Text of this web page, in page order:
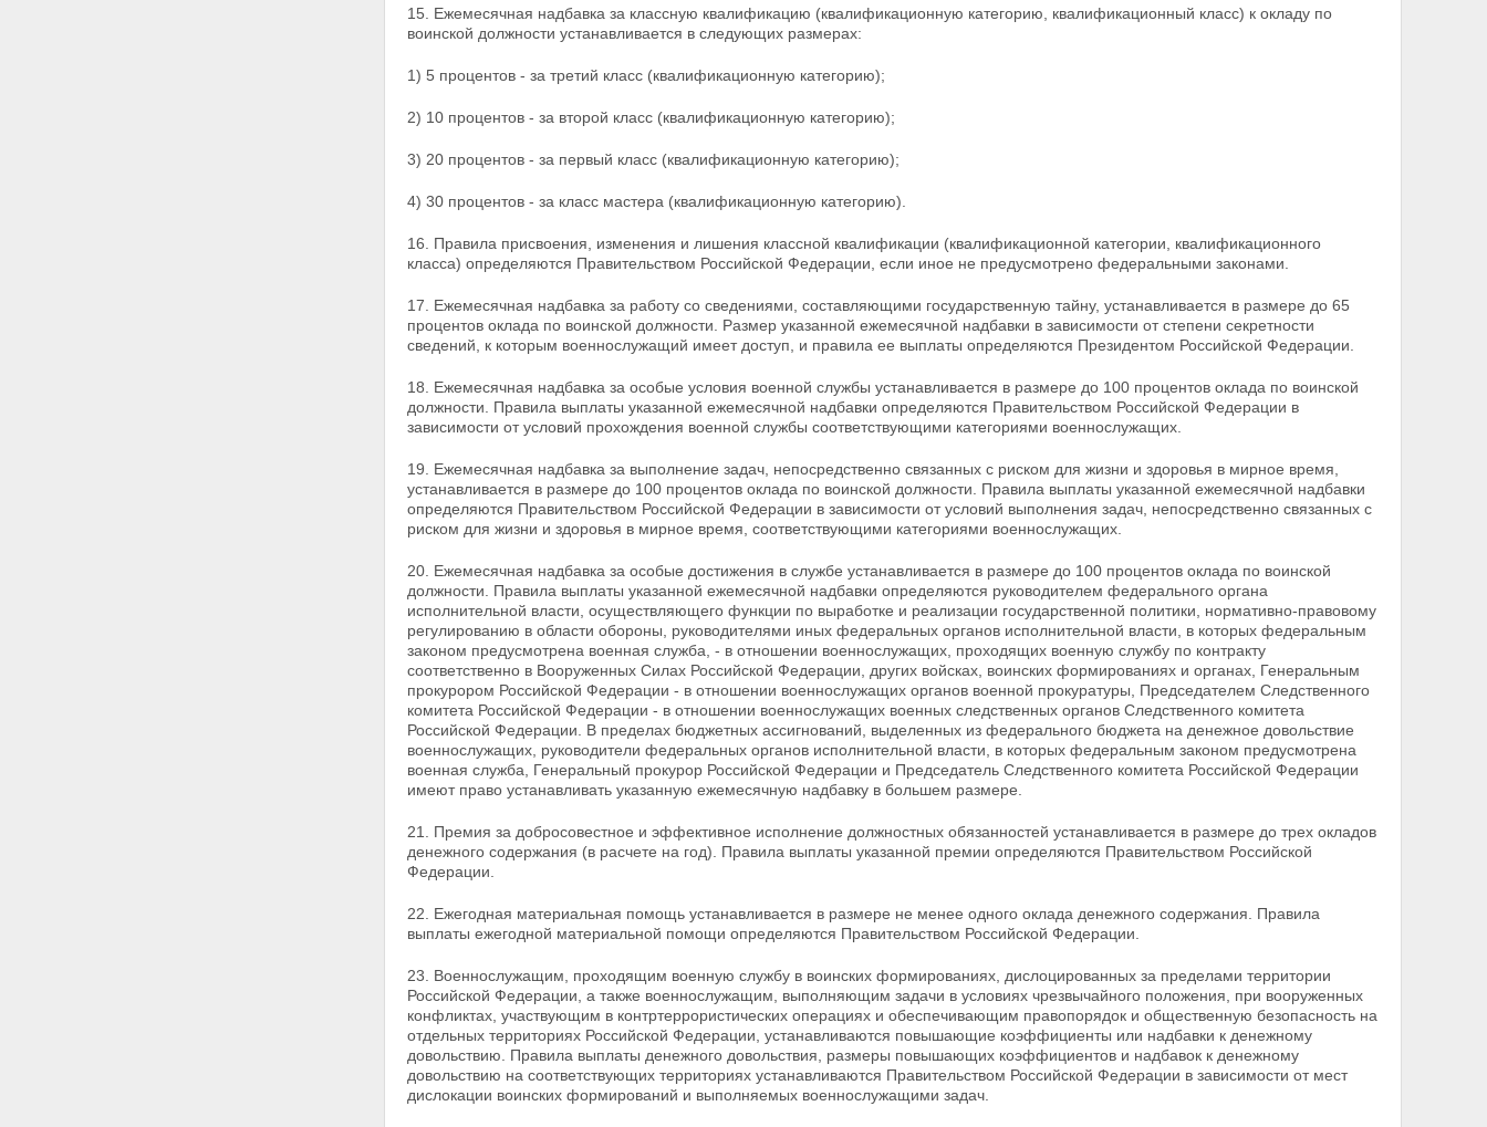
15. Ежемесячная надбавка за классную квалификацию (квалификационную категорию, квалификационный класс) к окладу по
воинской должности устанавливается в следующих размерах:
1) 5 процентов - за третий класс (квалификационную категорию);
2) 10 процентов - за второй класс (квалификационную категорию);
3) 20 процентов - за первый класс (квалификационную категорию);
4) 30 процентов - за класс мастера (квалификационную категорию).
16. Правила присвоения, изменения и лишения классной квалификации (квалификационной категории, квалификационного
класса) определяются Правительством Российской Федерации, если иное не предусмотрено федеральными законами.
17. Ежемесячная надбавка за работу со сведениями, составляющими государственную тайну, устанавливается в размере до 65
процентов оклада по воинской должности. Размер указанной ежемесячной надбавки в зависимости от степени секретности
сведений, к которым военнослужащий имеет доступ, и правила ее выплаты определяются Президентом Российской Федерации.
18. Ежемесячная надбавка за особые условия военной службы устанавливается в размере до 100 процентов оклада по воинской
должности. Правила выплаты указанной ежемесячной надбавки определяются Правительством Российской Федерации в
зависимости от условий прохождения военной службы соответствующими категориями военнослужащих.
19. Ежемесячная надбавка за выполнение задач, непосредственно связанных с риском для жизни и здоровья в мирное время,
устанавливается в размере до 100 процентов оклада по воинской должности. Правила выплаты указанной ежемесячной надбавки
определяются Правительством Российской Федерации в зависимости от условий выполнения задач, непосредственно связанных с
риском для жизни и здоровья в мирное время, соответствующими категориями военнослужащих.
20. Ежемесячная надбавка за особые достижения в службе устанавливается в размере до 100 процентов оклада по воинской
должности. Правила выплаты указанной ежемесячной надбавки определяются руководителем федерального органа
исполнительной власти, осуществляющего функции по выработке и реализации государственной политики, нормативно-правовому
регулированию в области обороны, руководителями иных федеральных органов исполнительной власти, в которых федеральным
законом предусмотрена военная служба, - в отношении военнослужащих, проходящих военную службу по контракту
соответственно в Вооруженных Силах Российской Федерации, других войсках, воинских формированиях и органах, Генеральным
прокурором Российской Федерации - в отношении военнослужащих органов военной прокуратуры, Председателем Следственного
комитета Российской Федерации - в отношении военнослужащих военных следственных органов Следственного комитета
Российской Федерации. В пределах бюджетных ассигнований, выделенных из федерального бюджета на денежное довольствие
военнослужащих, руководители федеральных органов исполнительной власти, в которых федеральным законом предусмотрена
военная служба, Генеральный прокурор Российской Федерации и Председатель Следственного комитета Российской Федерации
имеют право устанавливать указанную ежемесячную надбавку в большем размере.
21. Премия за добросовестное и эффективное исполнение должностных обязанностей устанавливается в размере до трех окладов
денежного содержания (в расчете на год). Правила выплаты указанной премии определяются Правительством Российской
Федерации.
22. Ежегодная материальная помощь устанавливается в размере не менее одного оклада денежного содержания. Правила
выплаты ежегодной материальной помощи определяются Правительством Российской Федерации.
23. Военнослужащим, проходящим военную службу в воинских формированиях, дислоцированных за пределами территории
Российской Федерации, а также военнослужащим, выполняющим задачи в условиях чрезвычайного положения, при вооруженных
конфликтах, участвующим в контртеррористических операциях и обеспечивающим правопорядок и общественную безопасность на
отдельных территориях Российской Федерации, устанавливаются повышающие коэффициенты или надбавки к денежному
довольствию. Правила выплаты денежного довольствия, размеры повышающих коэффициентов и надбавок к денежному
довольствию на соответствующих территориях устанавливаются Правительством Российской Федерации в зависимости от мест
дислокации воинских формирований и выполняемых военнослужащими задач.